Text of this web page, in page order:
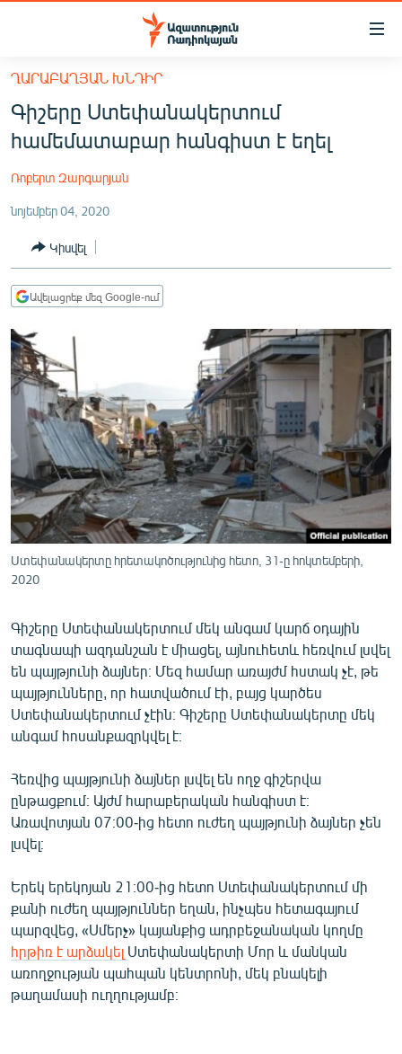
Մատչելիության
հիմնական
բովանդակությանը
Անցնել
հիմնական
մենյուին
ՀԱՅԱՍՏԱՆ
ԸՆՏՐՈՒԹՅՈՒՆՆԵՐ 2026
ԻՐԱՎՈՒՆՔ
ՀԱՍԱՐԱԿՈՒԹՅՈՒՆ
ՏՆՏԵՍՈՒԹՅՈՒՆ
ՊԱՏԵՐԱԶՄԻ 6 ՇԱԲԱԹՆԵՐԸ
ՏԱՐԱԾԱՇՐՋԱՆ
ՄԻՋԱԶԳԱՅԻՆ
ՄՇԱԿՈՒՅԹ
ՍՊՈՐՏ
ՄԵԿՆԱԲԱՆՈՒԹՅՈՒՆ
ՏՏ ԵՒ ԻՆՏԵՐՆԵՏ
ԿՈՐՈՆԱՎԻՐՈՒՍ
ՏԵՍԱՆՅՈՒԹԵՐ
ԲԱՆԱՎԵՃ
ՁԳՏԵԼՈՎ ԼԱՎԱԳՈՒՅՆԻՆ
ՓՈԴՔԱՍԹ
Հայերեն
English
Русский
ՀԵՏԵՎԵՔ ՄԵԶ
ՂԱՐԱԲԱՂՅԱՆ ԽՆԴԻՐ
Գիշերը Ստեփանակերտում
համեմատաբար հանգիստ է եղել
Ռոբերտ Զարգարյան
նոյեմբեր 04, 2020
Կիսվել
Ավելացրեք մեզ Google-ում
Ստեփանակերտը հրետակոծությունից հետո, 31-ը հոկտեմբերի,
2020
Գիշերը Ստեփանակերտում մեկ անգամ կարճ օդային
տագնապի ազդանշան է միացել, այնուհետև հեռվում լսվել
են պայթյունի ձայներ։ Մեզ համար առայժմ հստակ չէ, թե
պայթյունները, որ հատվածում էի, բայց կարծես
Ստեփանակերտում չէին։ Գիշերը Ստեփանակերտը մեկ
անգամ հոսանքազրկվել է։
Հեռվից պայթյունի ձայներ լսվել են ողջ գիշերվա
ընթացքում։ Այժմ հարաբերական հանգիստ է։
Առավոտյան 07։00-ից հետո ուժեղ պայթյունի ձայներ չեն
լսվել։
Երեկ երեկոյան 21։00-ից հետո Ստեփանակերտում մի
քանի ուժեղ պայթյուններ եղան, ինչպես հետագայում
պարզվեց, «Սմերչ» կայանքից ադրբեջանական կողմը
հրթիռ է արձակել Ստեփանակերտի Մոր և մանկան
առողջության պահպան կենտրոնի, մեկ բնակելի
թաղամասի ուղղությամբ։